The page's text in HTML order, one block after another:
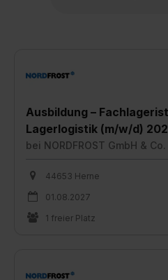
Ausbildung –
Lagerlogistik (m/w/d)
bei NORDFROST GmbH & Co.
44653 Herne
01.08.2027
1 freier Platz